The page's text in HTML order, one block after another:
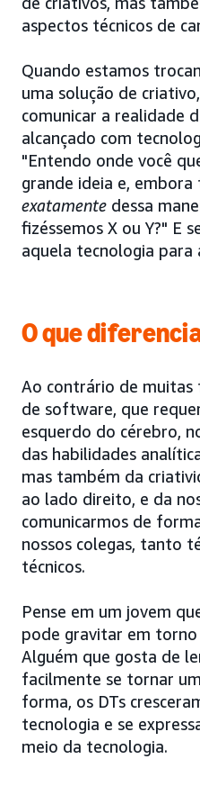
aspectos técnicos de
Quando estamos
uma solução de
comunicar a realidade
alcançado com
"Entendo onde você
grande ideia e, embora
exatamente dessa
fizéssemos X ou Y?" E
aquela tecnologia para
O que
Ao contrário de muitas
de software, que
esquerdo do cérebro,
das habilidades
mas também da
ao lado direito, e da
comunicarmos de
nossos colegas, tanto
técnicos.
Pense em um jovem
pode gravitar em
Alguém que gosta de
facilmente se tornar
forma, os DTs
tecnologia e se
meio da tecnologia.